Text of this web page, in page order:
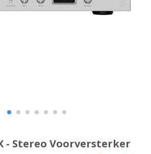
- Stereo Voorversterker